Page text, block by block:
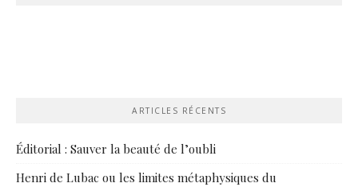
ARTICLES RÉCENTS
Éditorial : Sauver la beauté de l’oubli
Henri de Lubac ou les limites métaphysiques du